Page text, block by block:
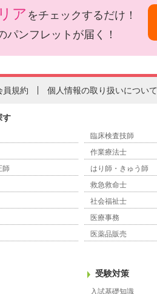
ア をチェックするだけ！
パンフレットが届く！
員規約 個人情報の取り扱いについて
す
臨床検査技師
作業療法士
師
はり師・きゅう師
救急救命士
社会福祉士
医療事務
医薬品販売
受験対策
入試基礎知識